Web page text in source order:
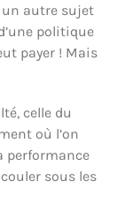
un autre sujet
politique
payer ! Mais
celle du
où l’on
performance
sous les